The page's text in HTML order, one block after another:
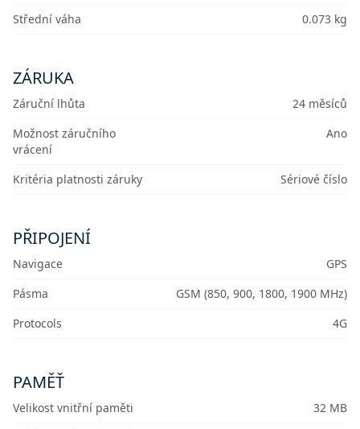
Střední váha
0.073 kg
ZÁRUKA
Záruční lhůta
24 měsíců
Možnost záručního
vrácení
Ano
Kritéria platnosti záruky Sériové číslo
PŘIPOJENÍ
Navigace
GPS
Pásma
GSM (850, 900, 1800, 1900 MHz)
Protocols
4G
PAMĚŤ
Velikost vnitřní paměti
32 MB